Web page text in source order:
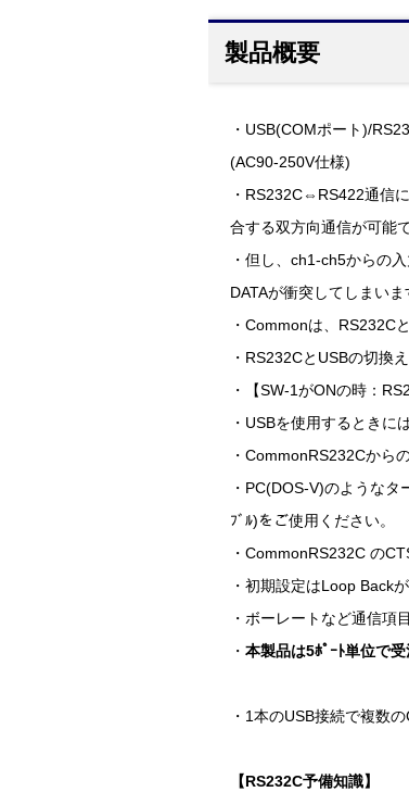
製品概要
・USB(COMポート)/
(AC90-250V仕様)
・RS232C⇔RS422通信
合する双方向通信が可能で
・但し、ch1-ch5からの
DATAが衝突してしまいま
・Commonは、RS232C
・RS232CとUSBの切換
・【SW-1がONの時：
・USBを使用するときに
・CommonRS232Cから
・PC(DOS-V)のような
ﾌﾞﾙ)をご使用ください。
・CommonRS232C の
・初期設定はLoop Back
・ボーレートなど通信項
・ 本製品は5ﾎﾟｰﾄ単位で
・1本のUSB接続で複数
【RS232C予備知識】